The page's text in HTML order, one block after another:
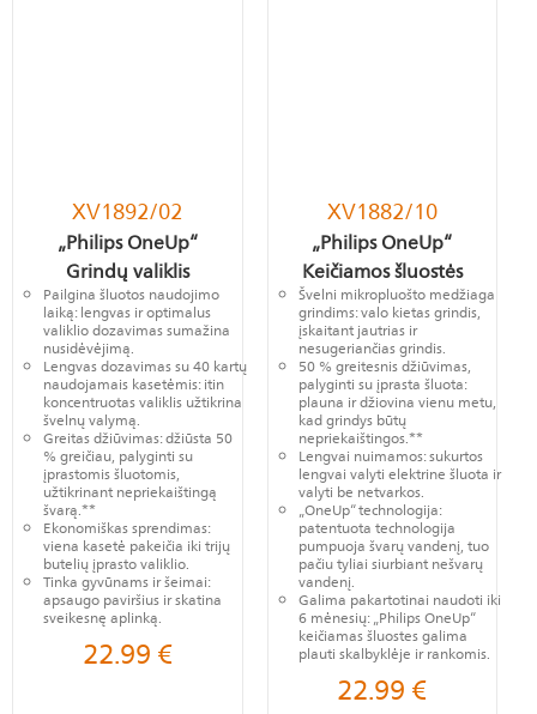
XV1892/02
„Philips OneUp“
Grindų valiklis
Pailgina šluotos naudojimo
laiką: lengvas ir optimalus
valiklio dozavimas sumažina
nusidėvėjimą.
Lengvas dozavimas su 40 kartų
naudojamais kasetėmis: itin
koncentruotas valiklis užtikrina
švelnų valymą.
Greitas džiūvimas: džiūsta 50
% greičiau, palyginti su
įprastomis šluotomis,
užtikrinant nepriekaištingą
švarą.**
Ekonomiškas sprendimas:
viena kasetė pakeičia iki trijų
butelių įprasto valiklio.
Tinka gyvūnams ir šeimai:
apsaugo paviršius ir skatina
sveikesnę aplinką.
22.99€
XV1882/10
„Philips OneUp“
Keičiamos šluostės
Švelni mikropluošto medžiaga
grindims: valo kietas grindis,
įskaitant jautrias ir
nesugeriančias grindis.
50 % greitesnis džiūvimas,
palyginti su įprasta šluota:
plauna ir džiovina vienu metu,
kad grindys būtų
nepriekaištingos.**
Lengvai nuimamos: sukurtos
lengvai valyti elektrine šluota ir
valyti be netvarkos.
„OneUp“ technologija:
patentuota technologija
pumpuoja švarų vandenį, tuo
pačiu tyliai siurbiant nešvarų
vandenį.
Galima pakartotinai naudoti iki
6 mėnesių: „Philips OneUp“
keičiamas šluostes galima
plauti skalbyklėje ir rankomis.
22.99€